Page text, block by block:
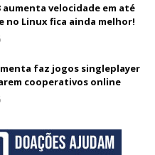
aumenta velocidade em até
e no Linux fica ainda melhor!
faz jogos singleplayer
cooperativos online